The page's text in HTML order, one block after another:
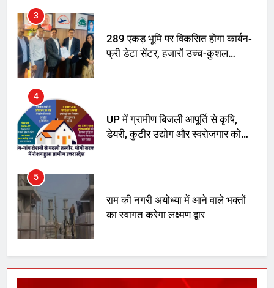
3
289 एकड़ भूमि पर विकसित होगा कार्बन-
फ्री डेटा सेंटर, हजारों उच्च-कुशल
4
UP में ग्रामीण बिजली आपूर्ति से कृषि,
डेयरी, कुटीर उद्योग और स्वरोजगार को
5
राम की नगरी अयोध्या में आने वाले भक्तों
का स्वागत करेगा लक्ष्मण द्वार
6
उत्तर प्रदेश में गांवों में बढ़ेंगी सुविधाएं: 67%